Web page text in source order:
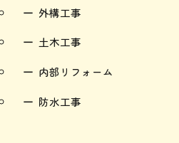
外構工事
土木工事
内部リフォーム
防水工事